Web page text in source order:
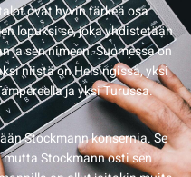
ovat hyvin tärkeä osa
lopuksi se, joka yhdistetään
sen nimeen. Suomessa on
niistä on Helsingissä, yksi
ja yksi Turussa.
Stockmann konsernia. Se
Stockmann osti sen